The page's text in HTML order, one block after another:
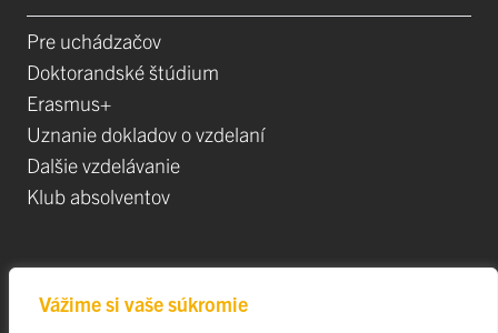
Vážime si vaše súkromie
Pre uchádzačov
Doktorandské štúdium
Erasmus+
Uznanie dokladov o vzdelaní
Dalšie vzdelávanie
Klub absolventov